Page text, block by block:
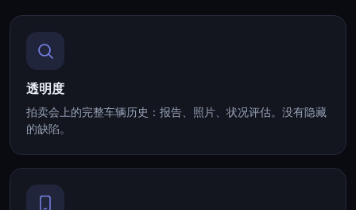
透明度
拍卖会上的完整车辆历史：报告、照片、状况评估。没有隐藏
的缺陷。